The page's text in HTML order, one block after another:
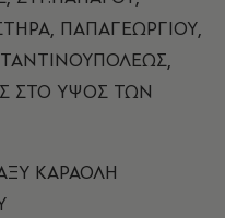
ΠΑΠΑΓΕΩΡΓΙΟΥ,
ΣΤΟ ΥΨΟΣ ΤΩΝ
ΚΑΡΑΟΛΗ